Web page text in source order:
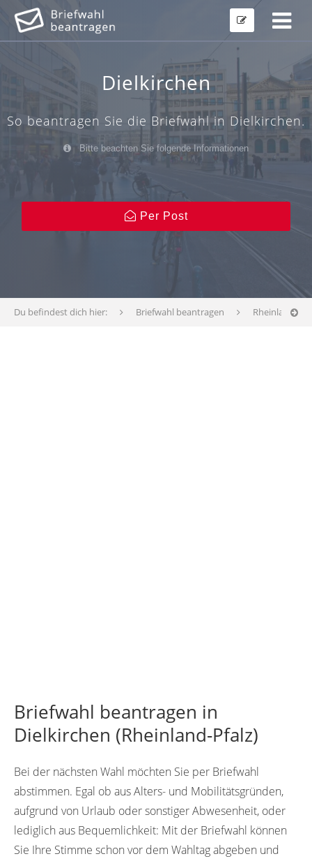
Dielkirchen
So beantragen Sie die Briefwahl in Dielkirchen.
Bitte beachten Sie folgende Informationen
Per Post
Du befindest dich hier: Briefwahl beantragen Rheinland-
Briefwahl beantragen in
Dielkirchen (Rheinland-Pfalz)
Bei der nächsten Wahl möchten Sie per Briefwahl
abstimmen. Egal ob aus Alters- und Mobilitätsgründen,
aufgrund von Urlaub oder sonstiger Abwesenheit, oder
lediglich aus Bequemlichkeit: Mit der Briefwahl können
Sie Ihre Stimme schon vor dem Wahltag abgeben und